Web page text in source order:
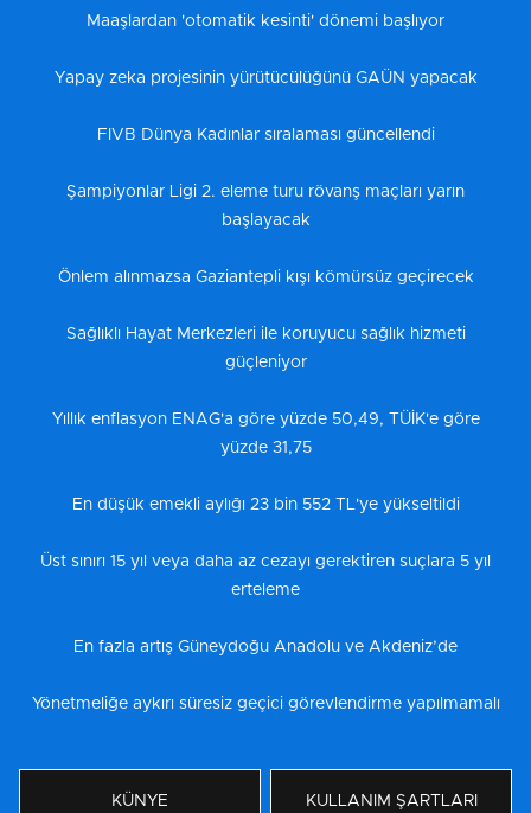
Maaşlardan 'otomatik kesinti' dönemi başlıyor
Yapay zeka projesinin yürütücülüğünü GAÜN yapacak
FIVB Dünya Kadınlar sıralaması güncellendi
Şampiyonlar Ligi 2. eleme turu rövanş maçları yarın
başlayacak
Önlem alınmazsa Gaziantepli kışı kömürsüz geçirecek
Sağlıklı Hayat Merkezleri ile koruyucu sağlık hizmeti
güçleniyor
Yıllık enflasyon ENAG'a göre yüzde 50,49, TÜİK'e göre
yüzde 31,75
En düşük emekli aylığı 23 bin 552 TL'ye yükseltildi
Üst sınırı 15 yıl veya daha az cezayı gerektiren suçlara 5 yıl
erteleme
En fazla artış Güneydoğu Anadolu ve Akdeniz’de
Yönetmeliğe aykırı süresiz geçici görevlendirme yapılmamalı
KÜNYE KULLANIM ŞARTLARI